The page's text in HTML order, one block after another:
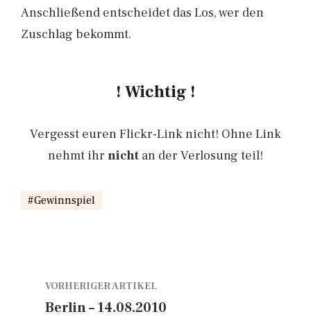
Anschließend entscheidet das Los, wer den
Zuschlag bekommt.
! Wichtig !
Vergesst euren Flickr-Link nicht! Ohne Link
nehmt ihr nicht an der Verlosung teil!
Gewinnspiel
VORHERIGER ARTIKEL
Berlin – 14.08.2010